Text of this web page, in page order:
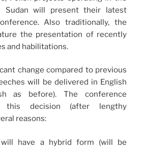
Sudan will present their latest
Also traditionally, the
the presentation of recently
and habilitations.
change compared to previous
will be delivered in English
as before). The conference
this decision (after lengthy
reasons:
have a hybrid form (will be